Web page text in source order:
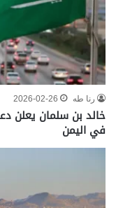
رنا طه 2026-02-26
خالد بن سلمان يعلن
في اليمن